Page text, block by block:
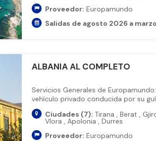
Proveedor: Europamundo
Salidas de agosto 2026 a
ALBANIA AL COMPLETO
Servicios Generales de
vehículo privado conducida por su
Ciudades (7): Tirana , Berat ,
Vlora , Apolonia , Durres
Proveedor: Europamundo